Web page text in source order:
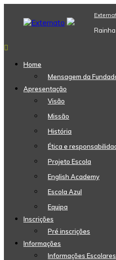
content
Home
Mensagem da
Apresentação
Visão
Missão
História
Ética e
Projeto Escola
English Academy
Escola Azul
Equipa
Inscrições
Pré inscrições
Informações
Informações